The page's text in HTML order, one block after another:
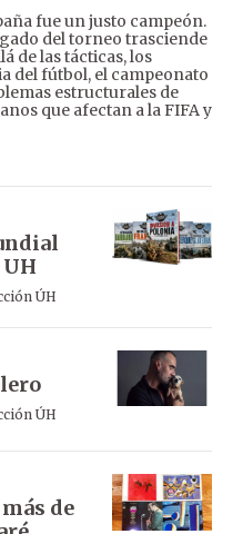
fue un justo campeón.
del torneo trasciende
de las tácticas, los
del fútbol, el campeonato
estructurales de
que afectan a la FIFA y
ÚH
ÚH
de